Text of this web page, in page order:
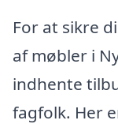
For at sikre
af møbler i
indhente
fagfolk. Her